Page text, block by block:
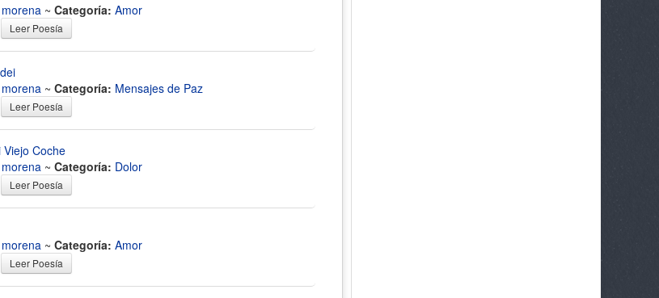
~ Categoría: Amor
Leer Poesía
~ Categoría: Mensajes de Paz
Leer Poesía
Viejo Coche
~ Categoría: Dolor
Leer Poesía
~ Categoría: Amor
Leer Poesía